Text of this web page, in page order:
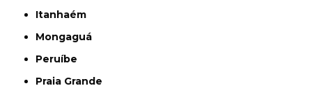
Itanhaém
Mongaguá
Peruíbe
Praia Grande